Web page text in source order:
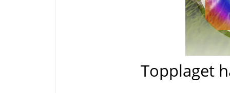
Topplaget